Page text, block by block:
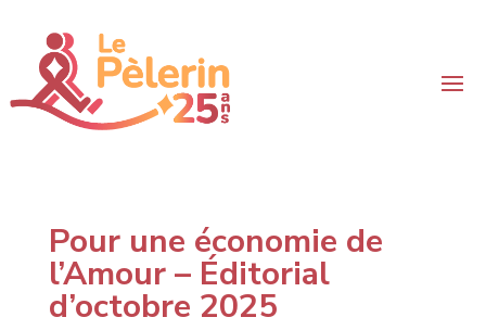
Pour une économie de
l’Amour – Éditorial
d’octobre 2025